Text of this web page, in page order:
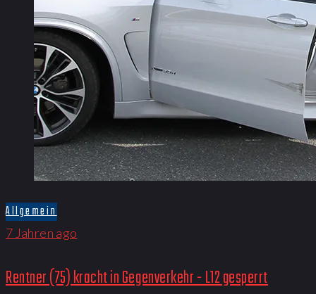
Allgemein
7 Jahren ago
Rentner (75) kracht in Gegenverkehr - L12 gesperrt